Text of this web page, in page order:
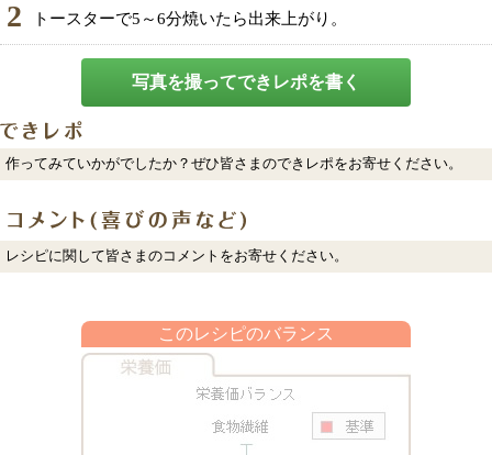
2 トースターで5～6分焼いたら出来上がり。
写真を撮ってできレポを書く
作ってみていかがでしたか？ぜひ皆さまのできレポをお寄せください。
レシピに関して皆さまのコメントをお寄せください。
このレシピのバランス